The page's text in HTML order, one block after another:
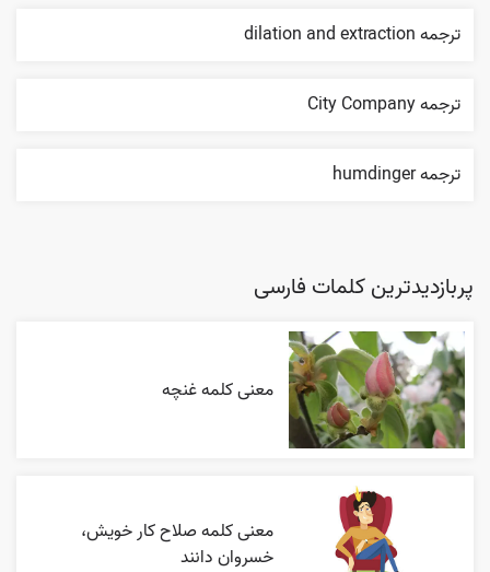
ترجمه dilation and extraction
ترجمه City Company
ترجمه humdinger
پربازدیدترین کلمات فارسی
معنی کلمه غنچه
معنی کلمه صلاح کار خویش،
خسروان دانند